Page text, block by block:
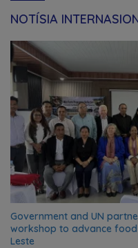
NOTÍSIA
Government and UN
workshop to advance
Leste